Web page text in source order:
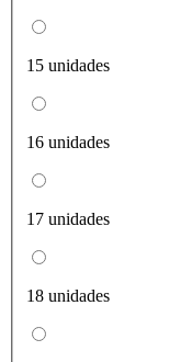
15 unidades
16 unidades
17 unidades
18 unidades